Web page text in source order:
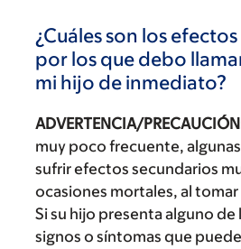
¿Cuáles son los
por los que debo
mi hijo de inmediato?
ADVERTENCIA/
muy poco frecuente,
sufrir efectos secundarios
ocasiones mortales, al
Si su hijo presenta alguno de
signos o síntomas que